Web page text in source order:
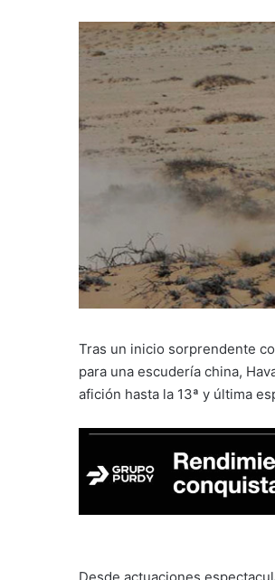
Tras un inicio sorprendente
para una escudería china,
afición hasta la 13ª y última